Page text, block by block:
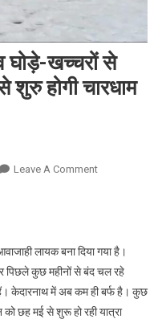
घोड़े-खच्चरों से
होगी चारधाम
Leave A CommentOn
घोड़े-
खच्चरों
से
लायक बना दिया गया है।
पिछले कुछ महीनों से बंद चल रहे
हैं। केदारनाथ में अब कम ही बर्फ है। कुछ
छह मई से शुरू हो रही यात्रा